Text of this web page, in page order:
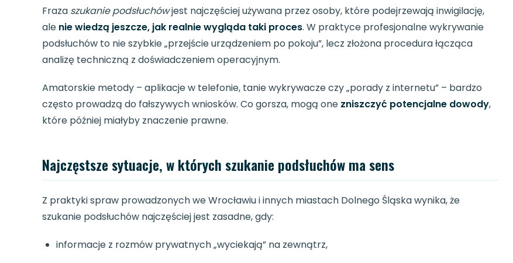
Fraza szukanie podsłuchówjest najczęściej używana przez osoby, które podejrzewają inwigilację,
ale nie wiedzą jeszcze, jak realnie wygląda taki proces. W praktyce profesjonalne wykrywanie
podsłuchów to nie szybkie „przejście urządzeniem po pokoju”, lecz złożona procedura łącząca
analizę techniczną z doświadczeniem operacyjnym.
Amatorskie metody – aplikacje w telefonie, tanie wykrywacze czy „porady z internetu” – bardzo
często prowadzą do fałszywych wniosków. Co gorsza, mogą one zniszczyć potencjalne dowody,
które później miałyby znaczenie prawne.
Najczęstsze sytuacje, w których szukanie podsłuchów ma sens
Z praktyki spraw prowadzonych we Wrocławiu i innych miastach Dolnego Śląska wynika, że
szukanie podsłuchów najczęściej jest zasadne, gdy:
informacje z rozmów prywatnych „wyciekają” na zewnątrz,